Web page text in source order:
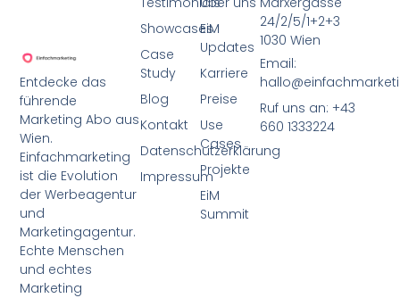
Entdecke das
führende
Marketing Abo aus
Wien.
Einfachmarketing
ist die Evolution
der Werbeagentur
und
Marketingagentur.
Echte Menschen
und echtes
Marketing
EiM
Updates
Karriere
Preise
Use
Cases
Projekte
EiM
Summit
Showcases
Case
Study
Blog
Kontakt
Datenschutzerklärung
Impressum
24/2/5/1+2+3
1030 Wien
Email:
Ruf uns an: +43
660 1333224